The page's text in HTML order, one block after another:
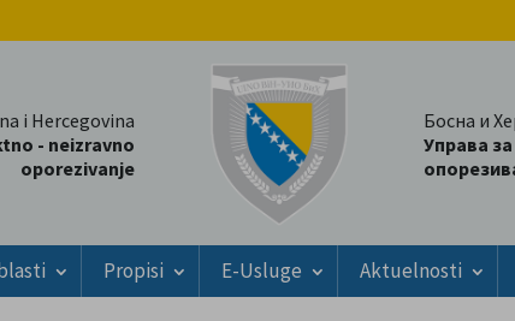
i Hercegovina
- neizravno
oporezivanje
Босна и
Управа
Propisi E-Usluge Aktuelnosti